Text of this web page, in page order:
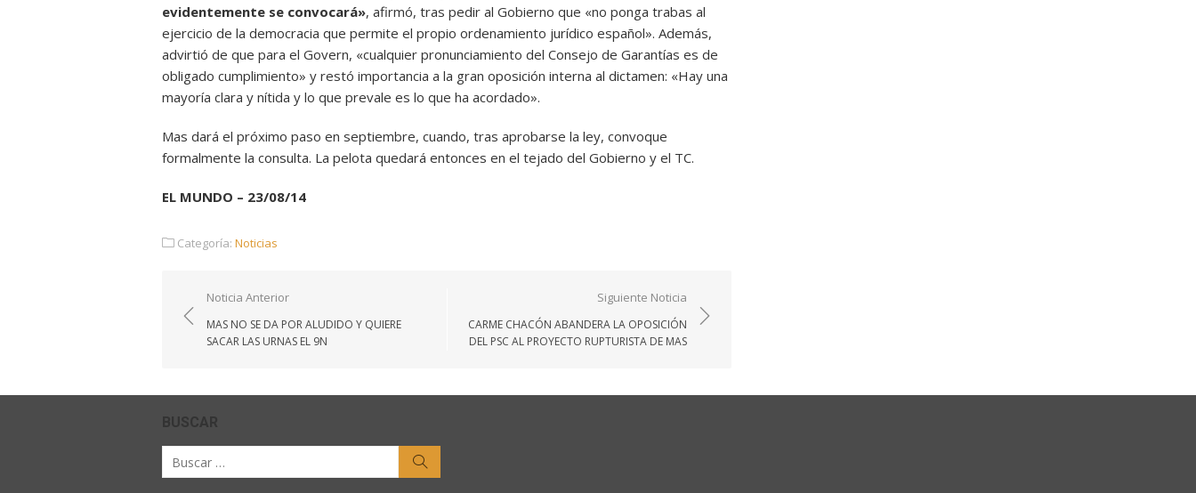
evidentemente se convocará», afirmó, tras pedir al Gobierno que «no ponga trabas al
ejercicio de la democracia que permite el propio ordenamiento jurídico español». Además,
advirtió de que para el Govern, «cualquier pronunciamiento del Consejo de Garantías es de
obligado cumplimiento» y restó importancia a la gran oposición interna al dictamen: «Hay una
mayoría clara y nítida y lo que prevale es lo que ha acordado».
Mas dará el próximo paso en septiembre, cuando, tras aprobarse la ley, convoque
formalmente la consulta. La pelota quedará entonces en el tejado del Gobierno y el TC.
EL MUNDO – 23/08/14
Categoría: Noticias
Navegación
de
entradas
Noticia Anterior
MAS NO SE DA POR ALUDIDO Y QUIERE
SACAR LAS URNAS EL 9N
Siguiente Noticia
CARME CHACÓN ABANDERA LA OPOSICIÓN
DEL PSC AL PROYECTO RUPTURISTA DE MAS
BUSCAR
Buscar
por: